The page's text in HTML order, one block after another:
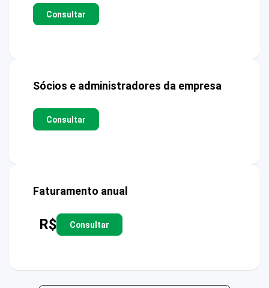
Consultar
Sócios e administradores da empresa
Consultar
Faturamento anual
R$ Consultar